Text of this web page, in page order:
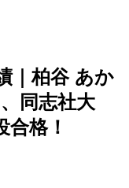
｜柏谷 あか
同志社大
格！